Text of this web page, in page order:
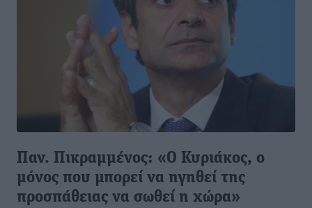
Παν. Πικραμμένος: «Ο Κυριάκος, ο
μόνος που μπορεί να ηγηθεί της
προσπάθειας να σωθεί η χώρα»